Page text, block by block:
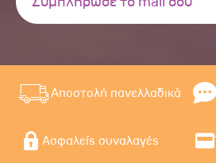
Αποστολή πανελλαδικά
Ασφαλείς συναλαγές